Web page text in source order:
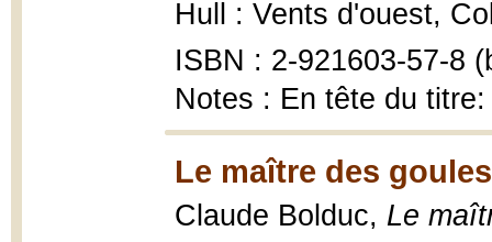
Hull : Vents d'ouest,
ISBN : 2-921603-57-8
Notes : En tête du
Le maître des
Claude Bolduc, Le